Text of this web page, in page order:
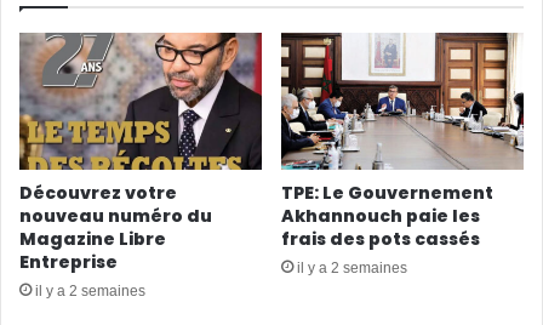
Découvrez votre
nouveau numéro du
Magazine Libre
Entreprise
il y a 2 semaines
TPE: Le Gouvernement
Akhannouch paie les
frais des pots cassés
il y a 2 semaines